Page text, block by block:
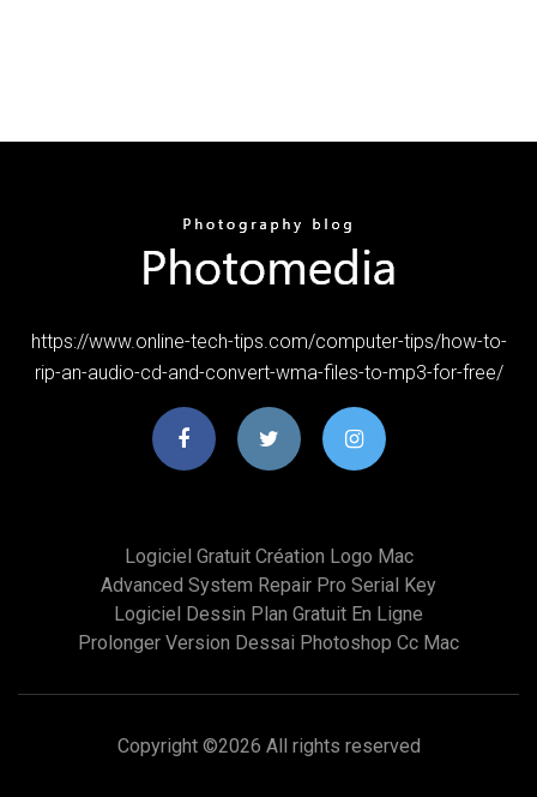
https://www.online-tech-tips.com/computer-tips/how-to-
rip-an-audio-cd-and-convert-wma-files-to-mp3-for-free/
Logiciel Gratuit Création Logo Mac
Advanced System Repair Pro Serial Key
Logiciel Dessin Plan Gratuit En Ligne
Prolonger Version Dessai Photoshop Cc Mac
Copyright ©2026 All rights reserved